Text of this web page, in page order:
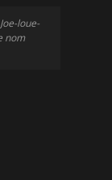
loue-
nom